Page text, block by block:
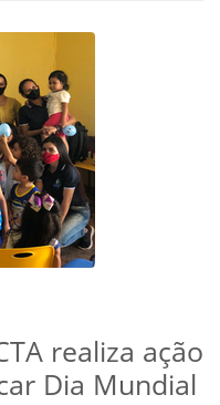
realiza ação
Dia Mundial